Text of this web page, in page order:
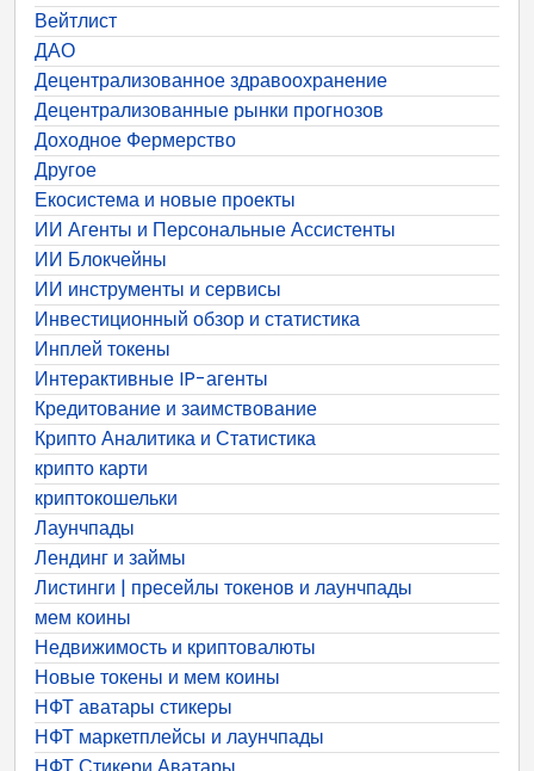
Вейтлист
ДАО
Децентрализованное здравоохранение
Децентрализованные рынки прогнозов
Доходное Фермерство
Другое
Екосистема и новые проекты
ИИ Агенты и Персональные Ассистенты
ИИ Блокчейны
ИИ инструменты и сервисы
Инвестиционный обзор и статистика
Инплей токены
Интерактивные IP-агенты
Кредитование и заимствование
Крипто Аналитика и Статистика
крипто карти
криптокошельки
Лаунчпады
Лендинг и займы
Листинги | пресейлы токенов и лаунчпады
мем коины
Недвижимость и криптовалюты
Новые токены и мем коины
НФТ аватары стикеры
НФТ маркетплейсы и лаунчпады